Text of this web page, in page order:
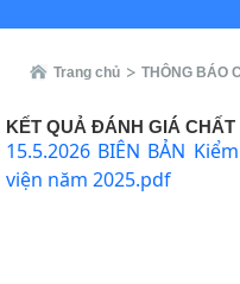
Trang chủ THÔNG BÁO
KẾT QUẢ ĐÁNH GIÁ
15.5.2026 BIÊN BẢN
viện năm 2025.pdf